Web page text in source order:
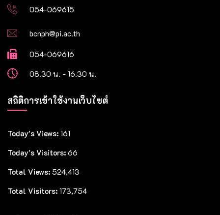
054-069615
bcnph@pi.ac.th
054-069616
08.30 น. - 16.30 น.
สถิติการเข้าใช้งานเว็บไซต์
Today's Views: 161
Today's Visitors: 66
Total Views: 524,413
Total Visitors: 173,754